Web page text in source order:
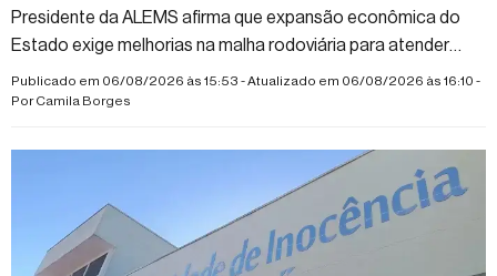
Presidente da ALEMS afirma que expansão econômica do
Estado exige melhorias na malha rodoviária para atender
municípios e novos empreendimentos
Publicado em 06/08/2026 às 15:53 - Atualizado em 06/08/2026 às 16:10 -
PorCamila Borges